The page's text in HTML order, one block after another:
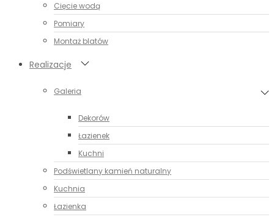
Cięcie wodą
Pomiary
Montaż blatów
Realizacje
Galeria
Dekorów
Łazienek
Kuchni
Podświetlany kamień naturalny
Kuchnia
Łazienka